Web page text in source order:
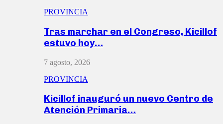
PROVINCIA
Tras marchar en el Congreso, Kicillof
estuvo hoy…
7 agosto, 2026
PROVINCIA
Kicillof inauguró un nuevo Centro de
Atención Primaria…